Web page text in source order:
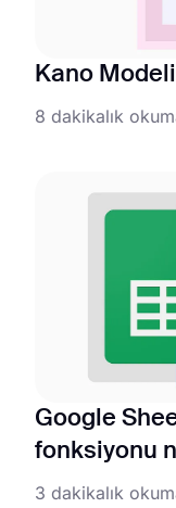
Kano
8 dakikalık
Google
fonksiyonu
3 dakikalık